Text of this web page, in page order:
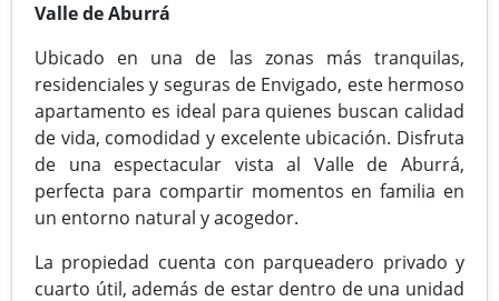
Valle de Aburrá
Ubicado en una de las zonas más tranquilas,
residenciales y seguras de Envigado, este hermoso
apartamento es ideal para quienes buscan calidad
de vida, comodidad y excelente ubicación. Disfruta
de una espectacular vista al Valle de Aburrá,
perfecta para compartir momentos en familia en
un entorno natural y acogedor.
La propiedad cuenta con parqueadero privado y
cuarto útil, además de estar dentro de una unidad